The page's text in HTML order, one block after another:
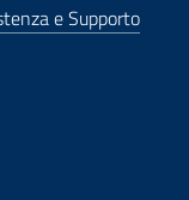
e Supporto